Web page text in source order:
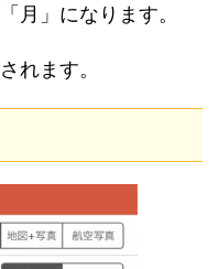
月」になります。
れます。